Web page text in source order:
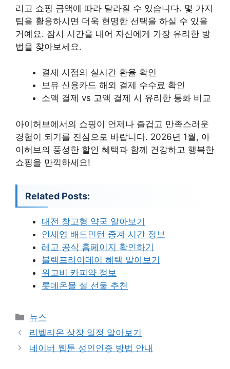
리고 쇼핑 금액에 따라 달라질 수 있습니다. 몇 가지
팁을 활용하시면 더욱 현명한 선택을 하실 수 있을
거예요. 잠시 시간을 내어 자신에게 가장 유리한 방
법을 찾아보세요.
결제 시점의 실시간 환율 확인
보유 신용카드 해외 결제 수수료 확인
소액 결제 vs 고액 결제 시 유리한 통화 비교
아이허브에서의 쇼핑이 언제나 즐겁고 만족스러운
경험이 되기를 진심으로 바랍니다. 2026년 1월, 아
이허브의 풍성한 할인 혜택과 함께 건강하고 행복한
쇼핑을 만끽하세요!
Related Posts:
대전 창고형 약국 알아보기
안세영 배드민턴 중계 시간 정보
레고 공식 홈페이지 확인하기
블랙프라이데이 혜택 알아보기
위고비 카피약 정보
롯데온몰 설 선물 추천
카
테
고
리
뉴스
리벨리온 상장 일정 알아보기
네이버 웹툰 성인인증 방법 안내